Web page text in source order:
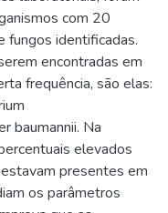
com 20
fungos identificadas.
encontradas em
frequência, são elas:
baumannii. Na
elevados
presentes em
os parâmetros